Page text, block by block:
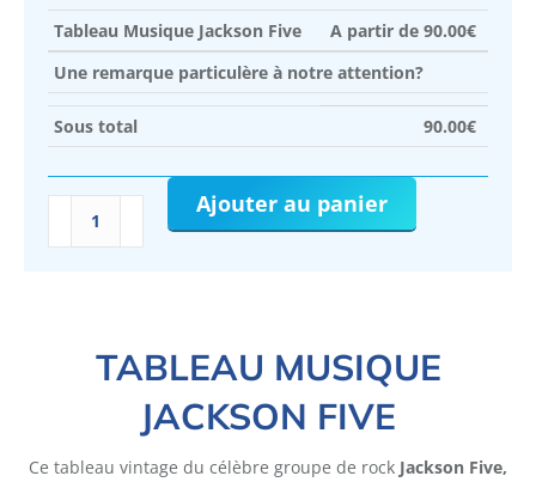
Tableau Musique Jackson Five A partir de 90.00€
Une remarque particulère à notre attention?
Sous total 90.00€
Ajouter au panier
TABLEAU MUSIQUE
JACKSON FIVE
Ce tableau vintage du célèbre groupe de rock Jackson Five,